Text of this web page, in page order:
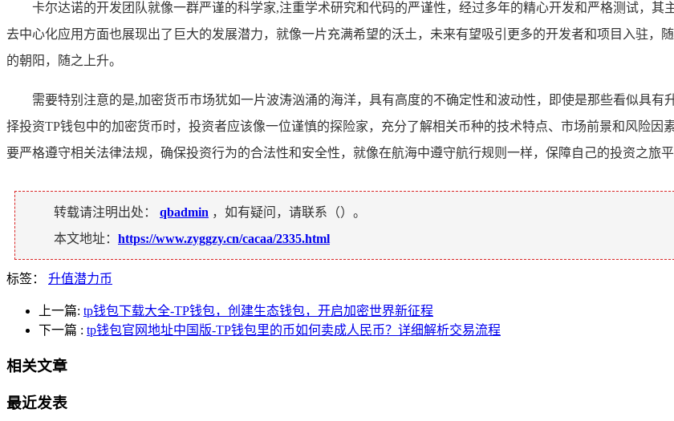
卡尔达诺的开发团队就像一群严谨的科学家,注重学术研究和代码的严谨性，经过多年的精心开发和严格测试，
去中心化应用方面也展现出了巨大的发展潜力，就像一片充满希望的沃土，未来有望吸引更多的开发者和项目入驻
的朝阳，随之上升。
需要特别注意的是,加密货币市场犹如一片波涛汹涌的海洋，具有高度的不确定性和波动性，即使是那些看似具
择投资TP钱包中的加密货币时，投资者应该像一位谨慎的探险家，充分了解相关币种的技术特点、市场前景和风险
要严格遵守相关法律法规，确保投资行为的合法性和安全性，就像在航海中遵守航行规则一样，保障自己的投资之旅平
转载请注明出处： qbadmin ，如有疑问，请联系（）。
本文地址： https://www.zyggzy.cn/cacaa/2335.html
标签： 升值潜力币
上一篇: tp钱包下载大全-TP钱包，创建生态钱包，开启加密世界新征程
下一篇 : tp钱包官网地址中国版-TP钱包里的币如何卖成人民币？详细解析交易流程
相关文章
最近发表